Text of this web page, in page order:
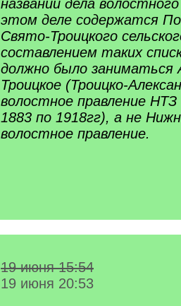
названии дела
этом деле содержатся
Свято-Троицкого
составлением таких
должно было заниматься
Троицкое (Троицко-
волостное правление
1883 по 1918гг), а не
волостное правление.
19 июня 15:54
19 июня 20:53